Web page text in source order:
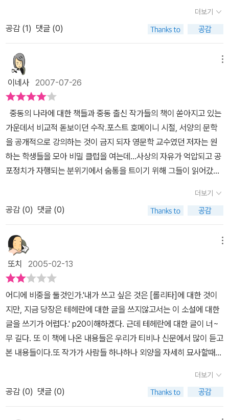
들은 이를 자신이 어찌할 수 없는 제도의 문제로 인식했으며, 엘리트
집단의 일원이라는 정체성이 더 강했던 것으로 보인다고 논문은 분석
했다. 논문은 조선인 합격자들의 일차적 욕구가 ‘출세’에 있었으며, 엘
리트 코스를 거치는 동안 ‘조선인 관료’로서가 아니라 자신이 소속되
어 동질감을 형성했던 집단과 정체성을 공유했다고 설명했다. 식민지
농민 수탈 기구였던 금융조합의 이사를 분석한 문영주(성균관대 연구
교수)씨는 이들이 전문 실무 능력을 지닌 고학력자로서 식민권력의
하위 파트너였고, 근대적 교육과 지식을 통해 규율권력을 내면화하고
서 농민을 계몽하는 근대인이었다고 밝혔다. 조선인 이사들이 자신들
을 일본인과 비교해 뒤질 것 없는 근대 엘리트로 인식하였으며, 식민
지배 협조는 어쩔 수 없는 선택으로 생각하고 있었다는 것이다. 식민
지배에 둔감한 금융조합 이사들의 의식 태도는 조선인 군수들에게서
로서 일반 조선 민중들과의 차이를 더 크게 느꼈던 것으로 보인다”고
상승욕구를 기본 동력으로 삼아 출세 지향의 삶을 살았고, 하층 민중
에 대한 구별짓기를 꾀하는 근대적 엘리트의 정체성을 지녔으며 탈민
족적 사고로 자신을 합리화하는 경향을 보였다고 논문들은 공통으로
지적한다. 고명섭 기자 michael@hani.co.kr 윗 글은 이 책을
읽고 있던 11월 13일에 한겨레 신문에 실린 내용이다. 대부분의 소설
가, 그리고 문학가들은 지식인에 속한다. 모든 작가가 지식인이라고
하긴 어려운 시대라서 이제는 교집합 정도가 되지 않는가 싶다. 이 책
의 저자, 아자르 나시피도 이란의 지식인이다. 영문학을 전공했고 영
문학 교수를 역임했다. 부유한 집안에서 태어나 스위스와 영국등지에
서 교육을 받았다 한다. 그녀는 이란을 떠났으나, 이란은 그녀를 떠나
지 않아서, 이렇게 이란을 떠나온 후에 금지된 서적에 대해서 이 책을
독히 더 혼자일 때 다시 읽고 싶은 소설들)그녀의 거실에서 토론하고
차를 마시는 7명의 젊은 이란 여성들.그녀들은 내게 주어진 자유를
하고 간절했다.나피시 교수는 혁명의 소용돌이 속에서도 책과 공책을
흐트려놓고 앉아서 수업 구상을 하느라 열심이었다. 외국 서적이 금
지되었기 때문에 어렵게 책을 구해 읽고 해지고 찢어질 때까지 읽고
연구하는 그녀. 상상만 해도 달려가 질문을 건네고픈 교수의 모습. 아
니면 그녀의 질문에 답하고 싶은 충동.'최고의 도덕성 형태는 자기 자
신의 집에서 편안함을 느끼지 않는 것이다' 라고 한다. 무슨 말일까.천
천히 곱씹어 본다. 그녀는 아주 위대한 상상력의 산물들은 우리들 자
신의 집에서 우리가 이방인이라는 느낌을 갖게 해주는 것이라고 설명
했다. 내 방을 둘러보았다. 이방인이라는 느낌을 주는 것들의 목록을
들을 문제삼는 것이라는 사실을 일깨워줄 것이다. 책 220 페이지에
이런 글이 있다.『소설은 알레고리가 아니라고 나는 강의 시간이 끝나
갈 즈음에 말했다. 소설은 또 다른 세계에 대한 육감적인 경험입니다.
만일 여러분이 그 세계로 들어가서 등장인물들과 함께 숨을 죽이고
그들의 숙명에 연루되지 않으면 마음으로부터 공감을 느낄 수 없을
것입니다. 그리고 공감은 소설의 핵심입니다』내가 경험하지 못했던
것을 소설에서 읽었을 때 느꼈던 카타르시스가 바로, 여기서 말하는
공감이다. 공감이 없는 글은 죽어 있기에 숨을 쉴 수가 없다. 그녀가
믿었던 소설의 힘은 금지된 것들로 인해 숨쉴 수 없었던 이란 여성들
에게 산소마스크였으며 그녀 자신의 삶을 신나게 해주는 장치였던 것
이다. 책은 두껍고 할 말은 많지만 블로그 서평은 앞으로 간명하게, 독
서노트는 질리도록 길게 쓰자는 것이 올해의 모토이기에 여기서 그
본다.안개 자욱한 창문김을 뿜어내는 커피잔우지직우지직 소리를 내
는 장작불나른한 슈크림(멋진 표현)두꺼운 양털 스웨터연기와 커피
와 오렌지가 뒤섞여 있는 냄새....나열만으로 흡수되는 무엇이 나를 그
이야기​2025년, 이란과 이스라엘이 군사 충돌을 벌이며 중동 지역의
긴장감이 극대화되었다. 언제 세계 3차 대전이 시작될지 모른다는 긴
장감 속에서 이란은 시대착오적인 구호를 외치며 분신하는 극단주의
자, 서구 문명의 질서를 어지럽히는 테러리스트 같은 이미지로 비추
어진다. 하지만 진영논리 속 '적'의 관점에서 재생산되는 이러한 이미
지들은 실제로 이란 안에서 살아가며 투쟁하는 사람들의 존재를 쉽사
리 지워버린다.​《테헤란에서 롤리타를 읽다》의 저자 아자르 나피시는
미국에서 영문학을 공부하고 이란에서 대학 강단에 섰던 여성 교수
다. 팔라비 왕조가 1979년 혁명으로 무너지고 이란이 이슬람 근본주
의 국가로 탈바꿈하는 동안 저자는 서구적인 것들을 하나둘씩 검열하
는 대학에서 '미국의 상징'이라 할 수 있는 《위대한 개츠비》를 가르친
다. 서구 문학이 금서가 되자 여학생들을 대상으로 《롤리타》와 같은
책들을 읽고 토론하는 비밀 독서모임을 열기도 한다. 저자는 이란의
격동하는 현대사가 그 안을 살아가는 개인들에게 미친 영향을 직접
이라는 창을 통해 한 권의 회고록으로 담아냈다.​​억압의 시대에 문학
은 어떤 역할을 맡을 수 있는가?​이 책은 한 가지 가치관만이 강요되
는 전체주의 정권 아래에서 개인이 짓밟힐 때 문학만이 할 수 있는 역
할을 보여준다. 사회에서 정치가 가장 시급하고 중대한 사안이 될 때
면 예술은 곧잘 무의미하다 치부되어 뒤로 밀려나곤 했다. 당장 사람
들이 끌려가고 처형되고 있는 상황에서 1920년대의 미국인이 사기
꾼이 되어 불륜을 저지르는 이야기나 19세기 초 영국인들이 결혼 때
문에 안달복달인 이야기 같은 건 중요하지 않다는 식이었다. 하지만
저자는 문학을 매개로 사람들이 억압 속에서도 자신의 꿈과 열망을
을 얻는 과정을 그려낸다.​저자는 서구 유학에서 돌아온 후 테헤란대
교수로 2년을 재직했으나 히잡 착용을 강요받아 사임한다. 이후 다른
대학들에서 강의를 이어갔지만 1995년, 끝내 강단에 서기를 그만두
더보기
공감 (1) 댓글 (0)
이네사 2007-07-26
중동의 나라에 대한 책들과 중동 출신 작가들의 책이 쏟아지고 있는
가운데서 비교적 돋보이던 수작.포스트 호메이니 시절, 서양의 문학
을 공개적으로 강의하는 것이 금지 되자 영문학 교수였던 저자는 원
하는 학생들을 모아 비밀 클럽을 여는데...사상의 자유가 억압되고 공
포정치가 자행되는 분위기에서 숨통을 트이기 위해 그들이 읽어갔던
그리고 그 나라에서 살아가고 있는 숨 쉬는 사람들에 대한 이야기.
더보기
공감 (0) 댓글 (0)
또치 2005-02-13
어디에 비중을 둘것인가.'내가 쓰고 싶은 것은 [롤리타]에 대한 것이
지만, 지금 당장은 테헤란에 대한 글을 쓰지않고서는 이 소설에 대한
글을 쓰기가 어렵다.' p20이해하겠다. 근데 테헤란에 대한 글이 너~
무 길다. 또 이 책에 나온 내용들은 우리가 티비나 신문에서 많이 듣고
본 내용들이다.또 작가가 사람들 하나하나 외양을 자세히 묘사할때
데없이 많이 차지하고 있기때문이다. 그래서그런지 롤리타,위대한 게
츠비장에서는 그 작품들과 관련된 내용이 정말 그에 비하면 새발의
피다. 작품에 대한 소견은 거의 작가의 생각이 대부분이다.내가 이책
더보기
공감 (0) 댓글 (0)